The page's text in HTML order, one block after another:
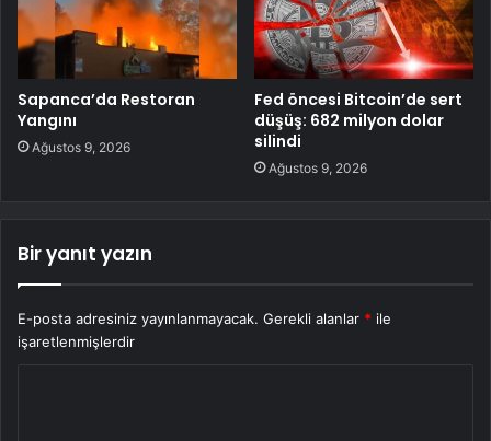
Sapanca’da Restoran
Yangını
Ağustos 9, 2026
Fed öncesi Bitcoin’de sert
düşüş: 682 milyon dolar
silindi
Ağustos 9, 2026
Bir yanıt yazın
E-posta adresiniz yayınlanmayacak. Gerekli alanlar * ile
işaretlenmişlerdir